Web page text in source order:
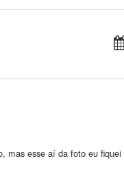
mas esse aí da foto eu